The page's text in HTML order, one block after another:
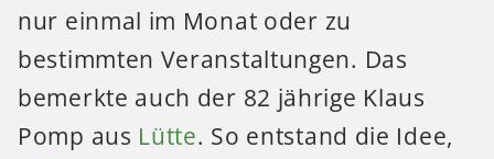
nur einmal im Monat oder zu
bestimmten Veranstaltungen. Das
bemerkte auch der 82 jährige Klaus
Pomp aus Lütte. So entstand die Idee,